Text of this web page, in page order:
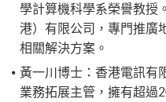
學計算機科學系榮譽教授
港）有限公司，專門推廣
相關解決方案。
黃一川博士：香港電訊有
業務拓展主管，擁有超過